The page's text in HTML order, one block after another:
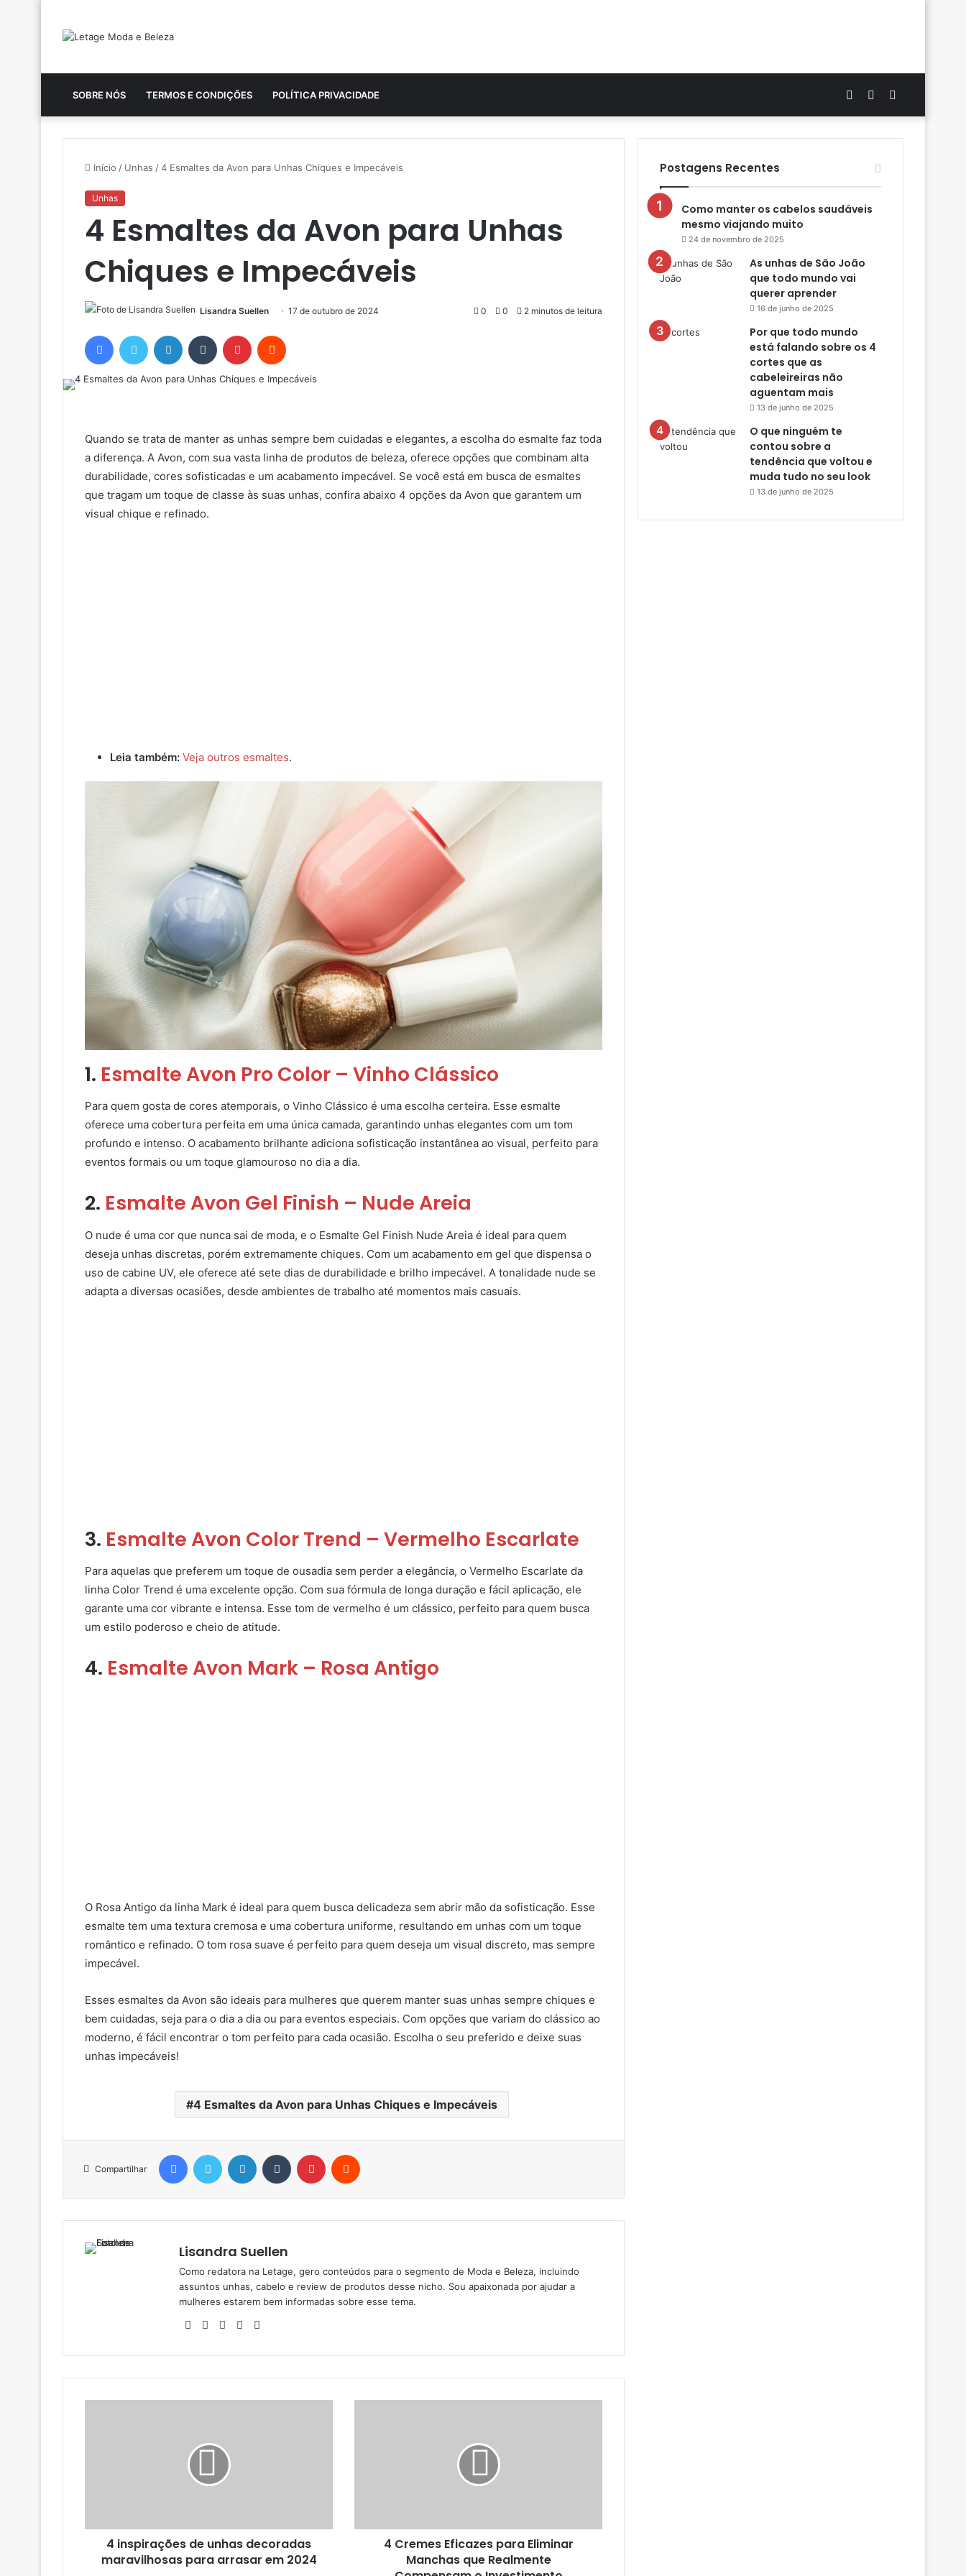
SOBRE NÓS TERMOS E CONDIÇÕES POLÍTICA PRIVACIDADE
por
Switch
skin
Artigo
aleatório
Início / Unhas /4 Esmaltes da Avon para Unhas Chiques e Impecáveis
Unhas
4 Esmaltes da Avon para Unhas
Chiques e Impecáveis
Lisandra Suellen 17 de outubro de 2024 0 0 2 minutos de leitura
FacebookTwitter Linkedin Tumblr Pinterest
Quando se trata de manter as unhas sempre bem cuidadas e elegantes, a escolha do esmalte faz toda
a diferença. A Avon, com sua vasta linha de produtos de beleza, oferece opções que combinam alta
durabilidade, cores sofisticadas e um acabamento impecável. Se você está em busca de esmaltes
que tragam um toque de classe às suas unhas, confira abaixo 4 opções da Avon que garantem um
visual chique e refinado.
Leia também: Veja outros esmaltes.
1. Esmalte Avon Pro Color – Vinho Clássico
Para quem gosta de cores atemporais, o Vinho Clássico é uma escolha certeira. Esse esmalte
oferece uma cobertura perfeita em uma única camada, garantindo unhas elegantes com um tom
profundo e intenso. O acabamento brilhante adiciona sofisticação instantânea ao visual, perfeito para
eventos formais ou um toque glamouroso no dia a dia.
2. Esmalte Avon Gel Finish – Nude Areia
O nude é uma cor que nunca sai de moda, e o Esmalte Gel Finish Nude Areia é ideal para quem
deseja unhas discretas, porém extremamente chiques. Com um acabamento em gel que dispensa o
uso de cabine UV, ele oferece até sete dias de durabilidade e brilho impecável. A tonalidade nude se
adapta a diversas ocasiões, desde ambientes de trabalho até momentos mais casuais.
3. Esmalte Avon Color Trend – Vermelho Escarlate
Para aquelas que preferem um toque de ousadia sem perder a elegância, o Vermelho Escarlate da
linha Color Trend é uma excelente opção. Com sua fórmula de longa duração e fácil aplicação, ele
garante uma cor vibrante e intensa. Esse tom de vermelho é um clássico, perfeito para quem busca
um estilo poderoso e cheio de atitude.
4. Esmalte Avon Mark – Rosa Antigo
O Rosa Antigo da linha Mark é ideal para quem busca delicadeza sem abrir mão da sofisticação. Esse
esmalte tem uma textura cremosa e uma cobertura uniforme, resultando em unhas com um toque
romântico e refinado. O tom rosa suave é perfeito para quem deseja um visual discreto, mas sempre
impecável.
Esses esmaltes da Avon são ideais para mulheres que querem manter suas unhas sempre chiques e
bem cuidadas, seja para o dia a dia ou para eventos especiais. Com opções que variam do clássico ao
moderno, é fácil encontrar o tom perfeito para cada ocasião. Escolha o seu preferido e deixe suas
unhas impecáveis!
4 Esmaltes da Avon para Unhas Chiques e Impecáveis
Compartilhar
FacebookTwitter Linkedin Tumblr Pinterest
Lisandra Suellen
Como redatora na Letage, gero conteúdos para o segmento de Moda e Beleza, incluindo
assuntos unhas, cabelo e review de produtos desse nicho. Sou apaixonada por ajudar a
mulheres estarem bem informadas sobre esse tema.
Facebook
Linkedin
YouTubePinterest
4 inspirações de unhas decoradas
maravilhosas para arrasar em 2024
4 Cremes Eficazes para Eliminar
Manchas que Realmente
Postagens Recentes
Como manter os cabelos saudáveis
mesmo viajando muito
24 de novembro de 2025
As unhas de São João
que todo mundo vai
querer aprender
16 de junho de 2025
Por que todo mundo
está falando sobre os 4
cortes que as
cabeleireiras não
aguentam mais
13 de junho de 2025
O que ninguém te
contou sobre a
tendência que voltou e
muda tudo no seu look
13 de junho de 2025